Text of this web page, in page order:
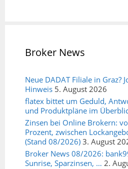
Broker News
Neue DADAT Filiale in Graz?
Hinweis 5. August 2026
flatex bittet um Geduld,
und Produktpläne im
Zinsen bei Online Brokern:
Prozent, zwischen
(Stand 08/2026) 3. August
Broker News 08/2026:
Sunrise, Sparzinsen, … 2.